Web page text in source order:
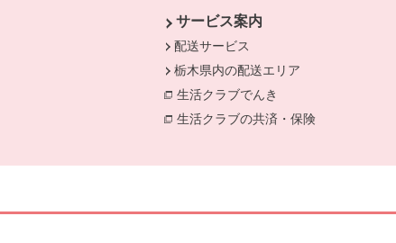
サービス案内
配送サービス
栃木県内の配送エリア
生活クラブでんき
生活クラブの共済・保険